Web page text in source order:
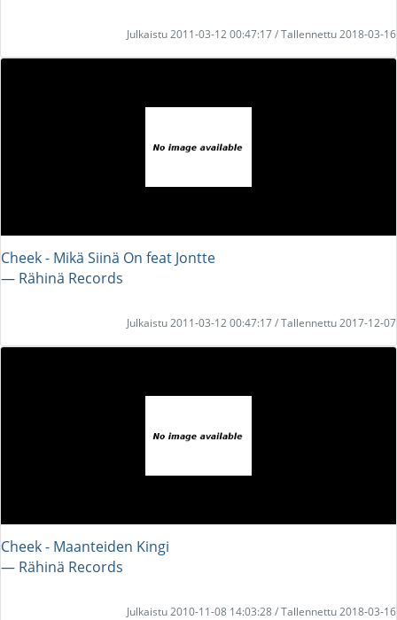
Julkaistu 2011-03-12 00:47:17 / Tallennettu 2018-03-16
Cheek - Mikä Siinä On feat Jontte
― Rähinä Records
Julkaistu 2011-03-12 00:47:17 / Tallennettu 2017-12-07
Cheek - Maanteiden Kingi
― Rähinä Records
Julkaistu 2010-11-08 14:03:28 / Tallennettu 2018-03-16